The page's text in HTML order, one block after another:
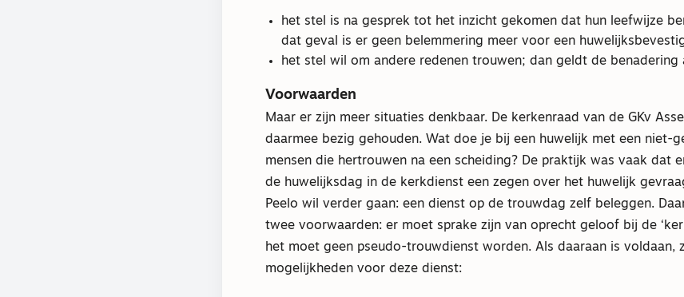
het stel is na gesprek tot het inzicht gekomen dat hun leefwijze
dat geval is er geen belemmering meer voor een
het stel wil om andere redenen trouwen; dan geldt de benadering
Voorwaarden
Maar er zijn meer situaties denkbaar. De kerkenraad van de GKv
daarmee bezig gehouden. Wat doe je bij een huwelijk met een niet-
mensen die hertrouwen na een scheiding? De praktijk was vaak dat
de huwelijksdag in de kerkdienst een zegen over het huwelijk
Peelo wil verder gaan: een dienst op de trouwdag zelf beleggen.
twee voorwaarden: er moet sprake zijn van oprecht geloof bij de
het moet geen pseudo-trouwdienst worden. Als daaraan is voldaan,
mogelijkheden voor deze dienst: